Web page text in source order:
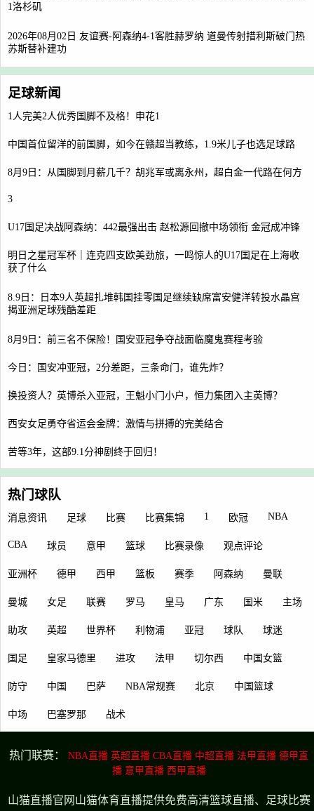
1洛杉矶
2026年08月02日 友谊赛-阿森纳4-1客胜赫罗纳 道曼传射措利斯破门热
苏斯替补建功
足球新闻
1人完美2人优秀国脚不及格！申花1
中国首位留洋的前国脚，如今在赣超当教练，1.9米儿子也选足球路
8月9日：从国脚到月薪几千？胡兆军或离永州，超白金一代路在何方
3
U17国足决战阿森纳：442最强出击 赵松源回撤中场领衔 金冠成冲锋
明日之星冠军杯｜连克四支欧美劲旅，一鸣惊人的U17国足在上海收
获了什么
8.9日：日本9人英超扎堆韩国挂零国足继续缺席富安健洋转投水晶宫
揭亚洲足球残酷差距
8月9日：前三名不保险！国安亚冠争夺战面临魔鬼赛程考验
今日：国安冲亚冠，2分差距，三条命门，谁先炸？
换投资人？英博杀入亚冠，王魁小门小户，恒力集团入主英博？
西安女足勇夺省运会金牌：激情与拼搏的完美结合
苦等3年，这部9.1分神剧终于回归！
热门球队
消息资讯 足球 比赛 比赛集锦 1 欧冠 NBA
CBA 球员 意甲 篮球 比赛录像 观点评论
亚洲杯 德甲 西甲 篮板 赛季 阿森纳 曼联
曼城 女足 联赛 罗马 皇马 广东 国米 主场
助攻 英超 世界杯 利物浦 亚冠 球队 球迷
国足 皇家马德里 进攻 法甲 切尔西 中国女篮
防守 中国 巴萨 NBA常规赛 北京 中国篮球
中场 巴塞罗那 战术
热门联赛： NBA直播 英超直播 CBA直播 中超直播 法甲直播 德甲直
播 意甲直播 西甲直播
山猫直播官网山猫体育直播提供免费高清篮球直播、足球比赛